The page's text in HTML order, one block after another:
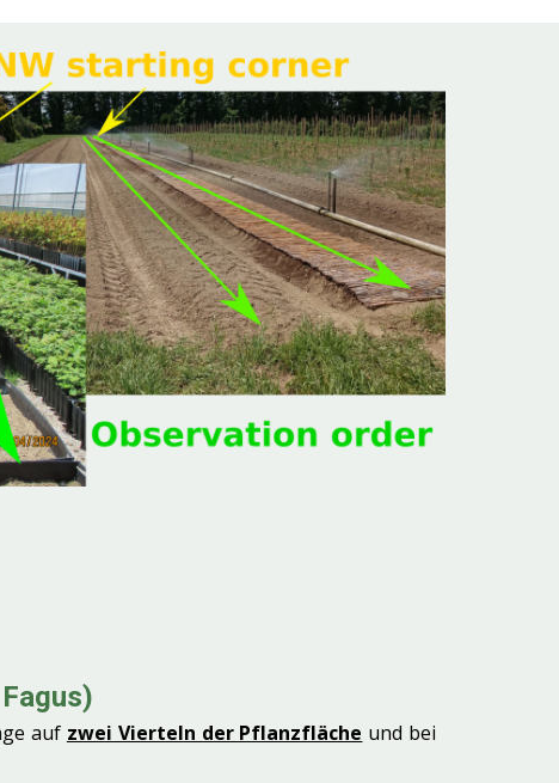
auf zwei Vierteln der Pflanzfläche und bei